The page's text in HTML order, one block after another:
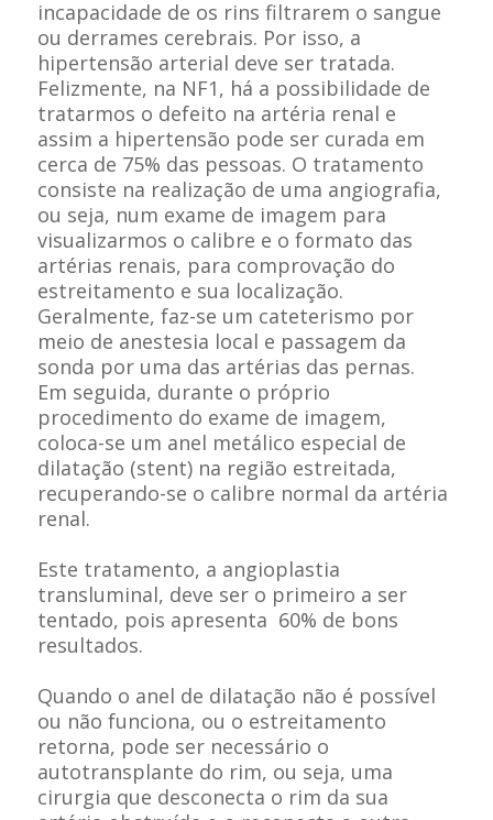
incapacidade de os rins filtrarem o sangue
ou derrames cerebrais. Por isso, a
hipertensão arterial deve ser tratada.
Felizmente, na NF1, há a possibilidade de
tratarmos o defeito na artéria renal e
assim a hipertensão pode ser curada em
cerca de 75% das pessoas. O tratamento
consiste na realização de uma angiografia,
ou seja, num exame de imagem para
visualizarmos o calibre e o formato das
artérias renais, para comprovação do
estreitamento e sua localização.
Geralmente, faz-se um cateterismo por
meio de anestesia local e passagem da
sonda por uma das artérias das pernas.
Em seguida, durante o próprio
procedimento do exame de imagem,
coloca-se um anel metálico especial de
dilatação (stent) na região estreitada,
recuperando-se o calibre normal da artéria
renal.
Este tratamento, a angioplastia
transluminal, deve ser o primeiro a ser
tentado, pois apresenta 60% de bons
resultados.
Quando o anel de dilatação não é possível
ou não funciona, ou o estreitamento
retorna, pode ser necessário o
autotransplante do rim, ou seja, uma
cirurgia que desconecta o rim da sua